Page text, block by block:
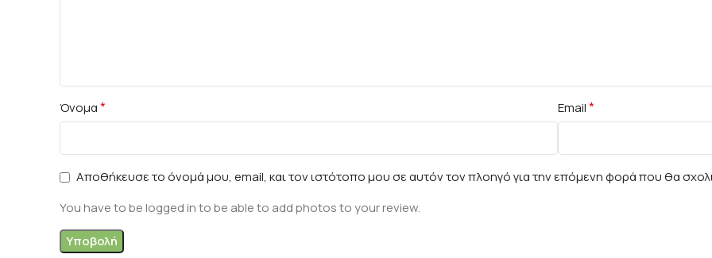
Όνομα* Email*
Αποθήκευσε το όνομά μου, email, και τον ιστότοπο μου σε αυτόν τον πλοηγό για την επόμενη φορά που θα
You have to be logged in to be able to add photos to your review.